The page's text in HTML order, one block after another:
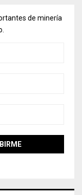
de minería